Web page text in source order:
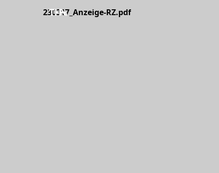
230317_Anzeige-RZ.pdf